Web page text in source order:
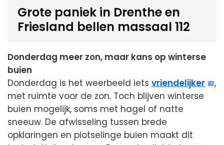
Grote paniek in Drenthe en
Friesland bellen massaal 112
Donderdag meer zon, maar kans op winterse
buien
Donderdag is het weerbeeld iets vriendelijker
,
met ruimte voor de zon. Toch blijven winterse
buien mogelijk, soms met hagel of natte
sneeuw. De afwisseling tussen brede
opklaringen en plotselinge buien maakt dit